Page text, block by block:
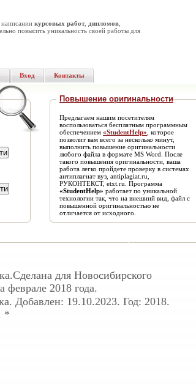
курсовых работ, дипломов
повысить уникальность своей работы для
Вход Контакты
Повышение оригинальности
Предлагаем нашим посетителям
воспользоваться бесплатным программным
обеспечением «StudentHelp» , которое
позволит вам всего за несколько минут,
выполнить повышение оригинальности
любого файла в формате MS Word. После
такого повышения оригинальности, ваша
работа легко пройдете проверку в системах
антиплагиат вуз, antiplagiat.ru,
РУКОНТЕКСТ, etxt.ru. Программа
«StudentHelp» работает по уникальной
технологии так, что на внешний вид, файл с
повышенной оригинальностью не
отличается от исходного.
для Новосибирского
феврале 2018 года.
Добавлен: 19.10.2023. Год: 2018.
*